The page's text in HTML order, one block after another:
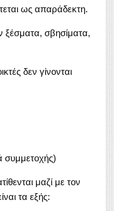
ως απαράδεκτη.
ξέσματα, σβησίματα,
δεν γίνονται
συμμετοχής)
μαζί με τον
τα εξής: